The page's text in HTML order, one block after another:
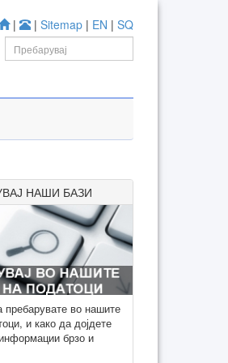
| | Sitemap | EN | SQ
НАШИ БАЗИ
пребарувате во нашите
и како да дојдете
брзо и